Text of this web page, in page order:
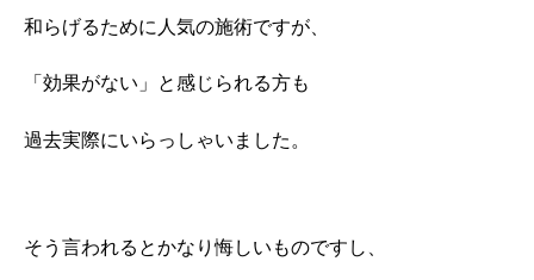
和らげるために人気の施術ですが、
「効果がない」と感じられる方も
過去実際にいらっしゃいました。
そう言われるとかなり悔しいものですし、